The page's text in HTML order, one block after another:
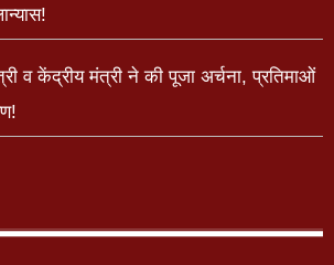
व केंद्रीय मंत्री ने की पूजा अर्चना, प्रतिमाओं